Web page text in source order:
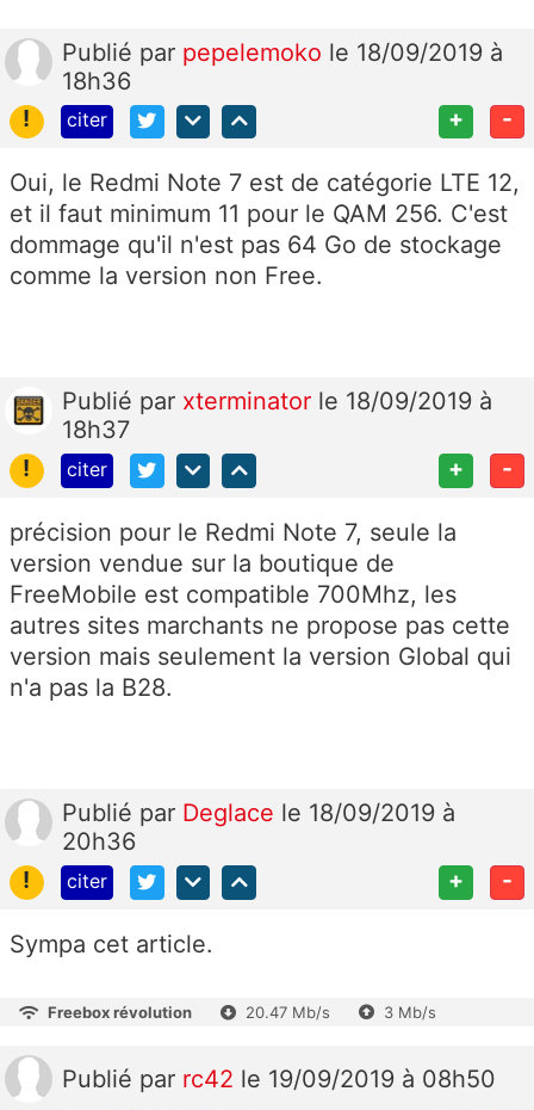
Publié par pepelemoko le 18/09/2019 à
18h36
!
citer + -
Oui, le Redmi Note 7 est de catégorie LTE 12,
et il faut minimum 11 pour le QAM 256. C'est
dommage qu'il n'est pas 64 Go de stockage
comme la version non Free.
Publié par xterminator le 18/09/2019 à
18h37
!
citer + -
précision pour le Redmi Note 7, seule la
version vendue sur la boutique de
FreeMobile est compatible 700Mhz, les
autres sites marchants ne propose pas cette
version mais seulement la version Global qui
n'a pas la B28.
Publié par Deglace le 18/09/2019 à
20h36
!
citer + -
Sympa cet article.
Freebox révolution 20.47 Mb/s 3 Mb/s
Publié par rc42 le 19/09/2019 à 08h50